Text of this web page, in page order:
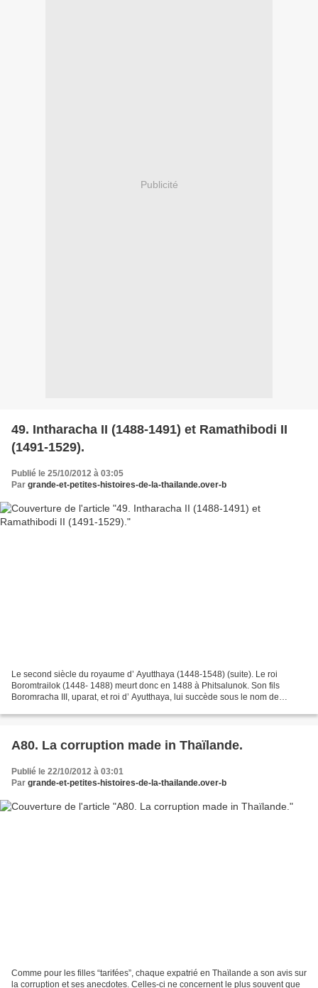
Publicité
49. Intharacha II (1488-1491) et Ramathibodi II
(1491-1529).
Publié le 25/10/2012 à 03:05
Par grande-et-petites-histoires-de-la-thailande.over-b
Le second siècle du royaume d’ Ayutthaya (1448-1548) (suite). Le roi
Boromtrailok (1448- 1488) meurt donc en 1488 à Phitsalunok. Son fils
Boromracha III, uparat, et roi d’ Ayutthaya, lui succède sous le nom de
A80. La corruption made in Thaïlande.
Publié le 22/10/2012 à 03:01
Par grande-et-petites-histoires-de-la-thailande.over-b
Comme pour les filles “tarifées”, chaque expatrié en Thaïlande a son avis sur
la corruption et ses anecdotes. Celles-ci ne concernent le plus souvent que